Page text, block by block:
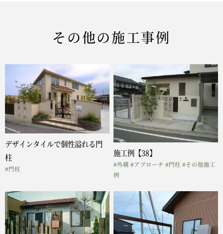
その他の施工事例
デザインタイルで個性溢れる門
柱
#門柱
施工例【38】
#外構 #アプローチ #門柱 #その他施工
例